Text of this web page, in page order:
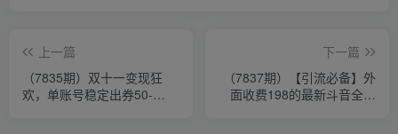
上一篇
（7835期）双十一变现狂
欢，单账号稳定出券50-
下一篇
（7837期）【引流必备】外
面收费198的最新斗音全自